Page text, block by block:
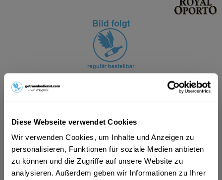
Diese Webseite verwendet Cookies
Wir verwenden Cookies, um Inhalte und Anzeigen zu
personalisieren, Funktionen für soziale Medien anbieten
zu können und die Zugriffe auf unsere Website zu
analysieren. Außerdem geben wir Informationen zu Ihrer
ab 35,89 € *
Inhalt:0.7 Liter (51,27 € * / 1 Liter)
inkl. MwSt.
ggf. zzgl. Erschwerniszuschlag
Vorrätig